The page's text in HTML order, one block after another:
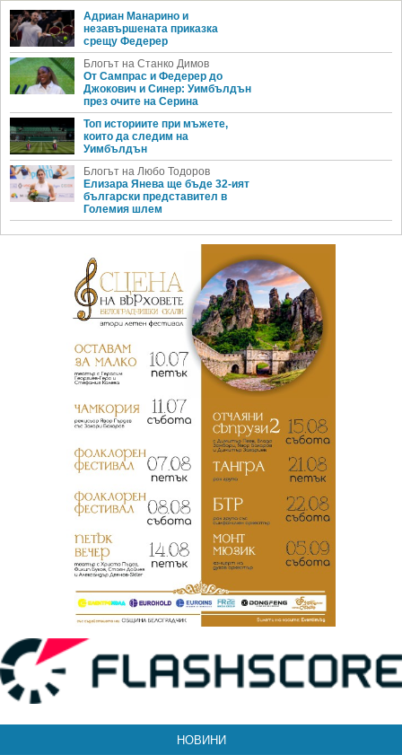
Адриан Манарино и
незавършената приказка
срещу Федерер
Блогът на Станко Димов
От Сампрас и Федерер до
Джокович и Синер: Уимбълдън
през очите на Серина
Топ историите при мъжете,
които да следим на
Уимбълдън
Блогът на Любо Тодоров
Елизара Янева ще бъде 32-ият
български представител в
Големия шлем
НОВИНИ